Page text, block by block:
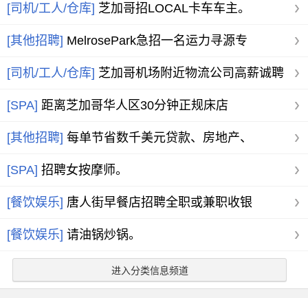
WarehouseM
[司机/工人/仓库] 芝加哥招LOCAL卡车车主。
[其他招聘] MelrosePark急招一名运力寻源专
[司机/工人/仓库] 芝加哥机场附近物流公司高薪诚聘
[SPA] 距离芝加哥华人区30分钟正规床店
[其他招聘] 每单节省数千美元贷款、房地产、
[SPA] 招聘女按摩师。
[餐饮娱乐] 唐人街早餐店招聘全职或兼职收银
[餐饮娱乐] 请油锅炒锅。
进入分类信息频道